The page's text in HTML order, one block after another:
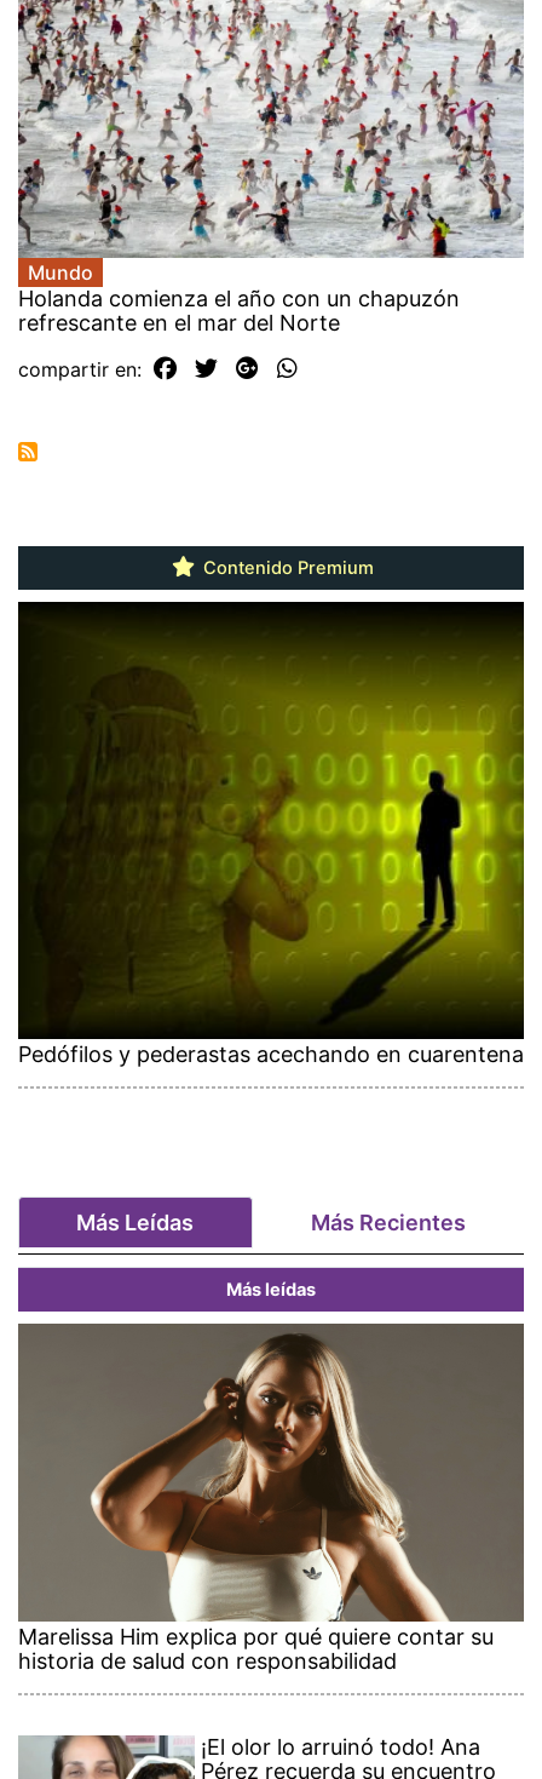
Mundo
Holanda comienza el año con un chapuzón
refrescante en el mar del Norte
compartir en:
Contenido Premium
Pedófilos y pederastas acechando en cuarentena
Más Leídas Más Recientes
Más leídas
Marelissa Him explica por qué quiere contar su
historia de salud con responsabilidad
¡El olor lo arruinó todo! Ana
Pérez recuerda su encuentro